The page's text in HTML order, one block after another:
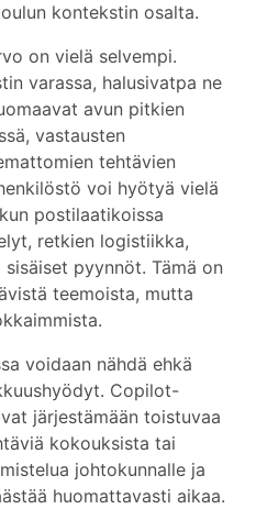
kontekstin osalta.
on vielä selvempi.
varassa, halusivatpa ne
avun pitkien
vastausten
tehtävien
voi hyötyä vielä
postilaatikoissa
retkien logistiikka,
pyynnöt. Tämä on
teemoista, mutta
voidaan nähdä ehkä
Copilot-
järjestämään toistuvaa
kokouksista tai
johtokunnalle ja
huomattavasti aikaa.